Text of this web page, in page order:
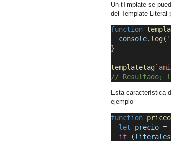
Un tTmplate se
del Template Literal
function
console. log(
}
templatetag
//
Esta característica
ejemplo
function
let
precio =
if (literales